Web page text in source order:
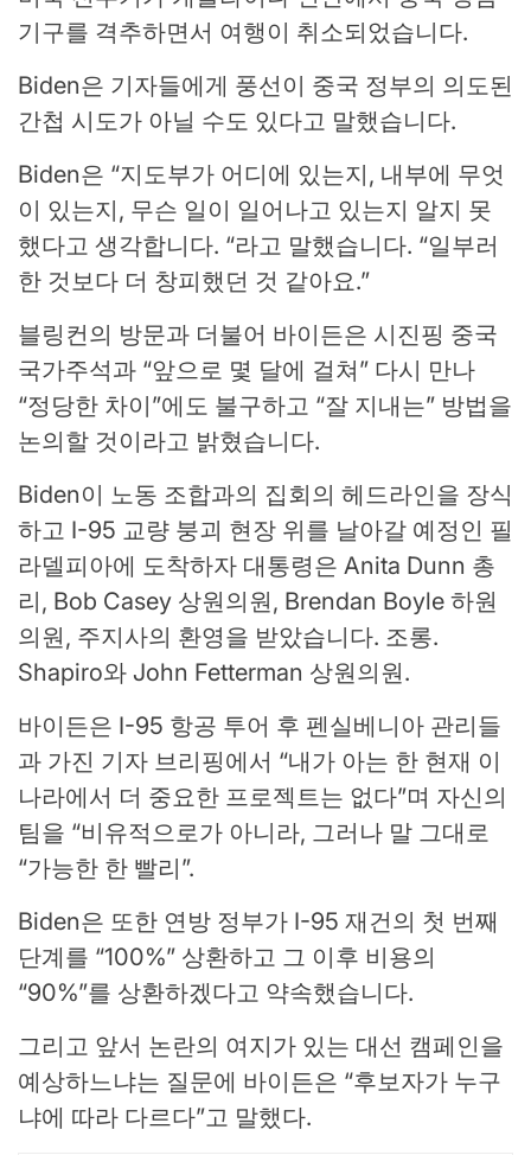
기구를 격추하면서 여행이 취소되었습니다.
Biden은 기자들에게 풍선이 중국 정부의 의도된
간첩 시도가 아닐 수도 있다고 말했습니다.
Biden은 “지도부가 어디에 있는지, 내부에 무엇
이 있는지, 무슨 일이 일어나고 있는지 알지 못
했다고 생각합니다. “라고 말했습니다. “일부러
한 것보다 더 창피했던 것 같아요.”
블링컨의 방문과 더불어 바이든은 시진핑 중국
국가주석과 “앞으로 몇 달에 걸쳐” 다시 만나
“정당한 차이”에도 불구하고 “잘 지내는” 방법을
논의할 것이라고 밝혔습니다.
Biden이 노동 조합과의 집회의 헤드라인을 장식
하고 I-95 교량 붕괴 현장 위를 날아갈 예정인 필
라델피아에 도착하자 대통령은 Anita Dunn 총
리, Bob Casey 상원의원, Brendan Boyle 하원
의원, 주지사의 환영을 받았습니다. 조롱.
Shapiro와 John Fetterman 상원의원.
바이든은 I-95 항공 투어 후 펜실베니아 관리들
과 가진 기자 브리핑에서 “내가 아는 한 현재 이
나라에서 더 중요한 프로젝트는 없다”며 자신의
팀을 “비유적으로가 아니라, 그러나 말 그대로
“가능한 한 빨리”.
Biden은 또한 연방 정부가 I-95 재건의 첫 번째
단계를 “100%” 상환하고 그 이후 비용의
“90%”를 상환하겠다고 약속했습니다.
그리고 앞서 논란의 여지가 있는 대선 캠페인을
예상하느냐는 질문에 바이든은 “후보자가 누구
냐에 따라 다르다”고 말했다.